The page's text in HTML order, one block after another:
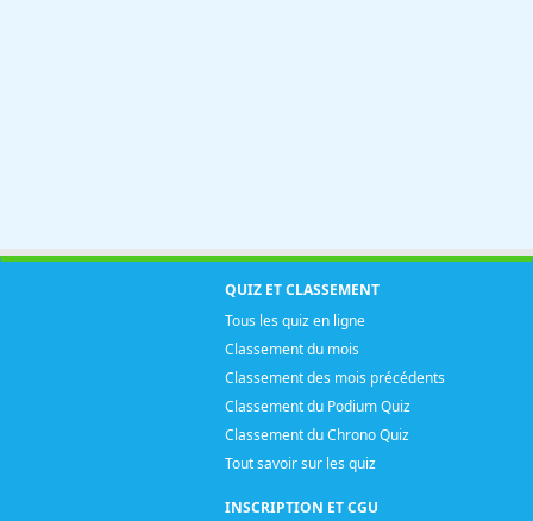
QUIZ ET CLASSEMENT
Tous les quiz en ligne
Classement du mois
Classement des mois précédents
Classement du Podium Quiz
Classement du Chrono Quiz
Tout savoir sur les quiz
INSCRIPTION ET CGU